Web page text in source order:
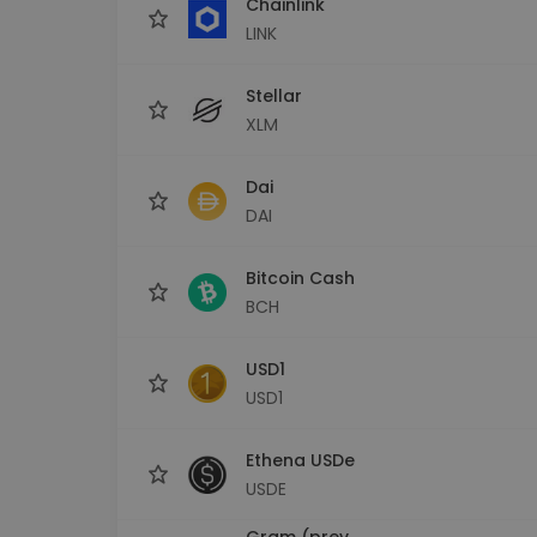
LINK
Stellar
XLM
Dai
DAI
Bitcoin Cash
BCH
USD1
USD1
Ethena USDe
USDE